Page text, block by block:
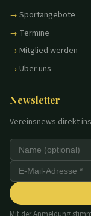
Sportangebote
Termine
Mitglied werden
Über uns
Newsletter
Vereinsnews direkt